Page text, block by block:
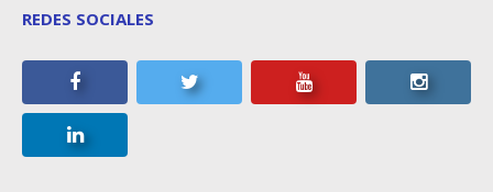
REDES SOCIALES